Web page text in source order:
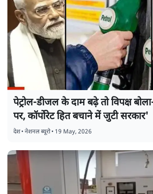
पेट्रोल-डीजल के दाम बढ़े तो विपक्ष
पर, कॉर्पोरेट हित बचाने में जुटी सरकार'
देश•नेशनल ब्यूरो• 19 May, 2026